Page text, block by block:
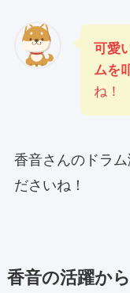
可愛
ムを
ね！
香音さんのドラ
ださいね！
香音の活躍か